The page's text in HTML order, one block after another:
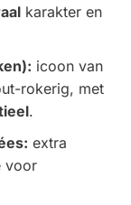
karakter en
icoon van
rokerig, met
.
extra
voor